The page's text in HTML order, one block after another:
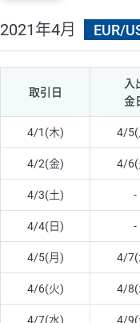
2021年4月 EUR/
取引日
入
金
4/1(木) 4/5(
4/2(金) 4/6(
4/3(土) -
4/4(日) -
4/5(月) 4/7(
4/6(火) 4/8(
4/7(水) 4/9(